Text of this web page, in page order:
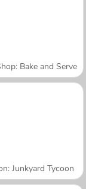
Bake and Serve
Junkyard Tycoon